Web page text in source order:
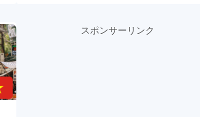
スポンサーリンク